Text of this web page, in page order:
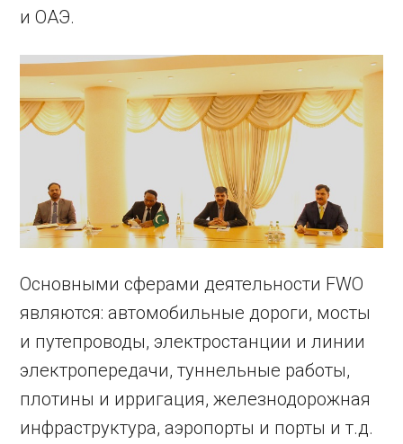
и ОАЭ.
Основными сферами деятельности FWO
являются: автомобильные дороги, мосты
и путепроводы, электростанции и линии
электропередачи, туннельные работы,
плотины и ирригация, железнодорожная
инфраструктура, аэропорты и порты и т.д.